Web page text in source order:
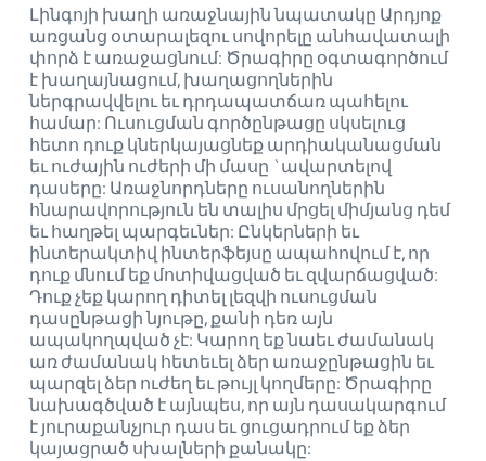
Լինգոյի խաղի առաջնային նպատակը Արդյոք
առցանց օտարալեզու սովորելը անհավատալի
փորձ է առաջացնում: Ծրագիրը օգտագործում
է խաղայնացում, խաղացողներին
ներգրավվելու եւ դրդապատճառ պահելու
համար: Ուսուցման գործընթացը սկսելուց
հետո դուք կներկայացնեք արդիականացման
եւ ուժային ուժերի մի մասը `ավարտելով
դասերը: Առաջնորդները ուսանողներին
հնարավորություն են տալիս մրցել միմյանց դեմ
եւ հաղթել պարգեւներ: Ընկերների եւ
ինտերակտիվ ինտերֆեյսը ապահովում է, որ
դուք մնում եք մոտիվացված եւ զվարճացված:
Դուք չեք կարող դիտել լեզվի ուսուցման
դասընթացի նյութը, քանի դեռ այն
ապակողպված չէ: Կարող եք նաեւ ժամանակ
առ ժամանակ հետեւել ձեր առաջընթացին եւ
պարզել ձեր ուժեղ եւ թույլ կողմերը: Ծրագիրը
նախագծված է այնպես, որ այն դասակարգում
է յուրաքանչյուր դաս եւ ցուցադրում եք ձեր
կայացրած սխալների քանակը: